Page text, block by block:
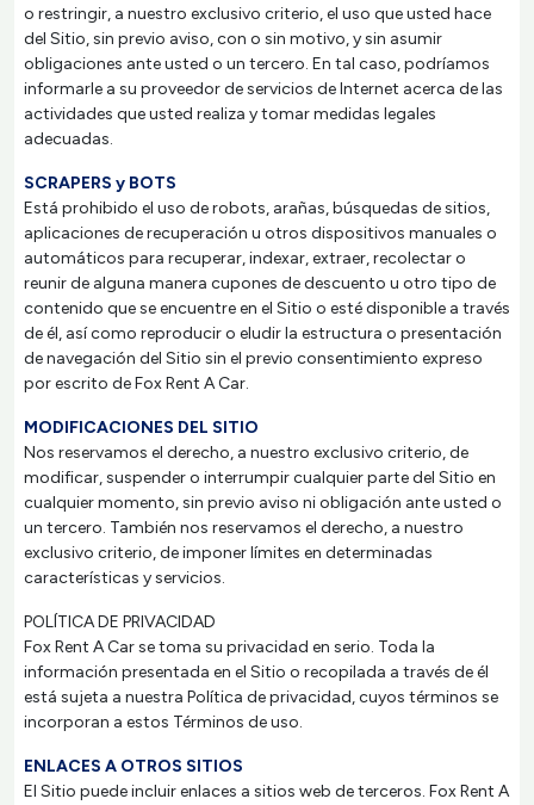
o restringir, a nuestro exclusivo criterio, el uso que usted hace
del Sitio, sin previo aviso, con o sin motivo, y sin asumir
obligaciones ante usted o un tercero. En tal caso, podríamos
informarle a su proveedor de servicios de Internet acerca de las
actividades que usted realiza y tomar medidas legales
adecuadas.
SCRAPERS y BOTS
Está prohibido el uso de robots, arañas, búsquedas de sitios,
aplicaciones de recuperación u otros dispositivos manuales o
automáticos para recuperar, indexar, extraer, recolectar o
reunir de alguna manera cupones de descuento u otro tipo de
contenido que se encuentre en el Sitio o esté disponible a través
de él, así como reproducir o eludir la estructura o presentación
de navegación del Sitio sin el previo consentimiento expreso
por escrito de Fox Rent A Car.
MODIFICACIONES DEL SITIO
Nos reservamos el derecho, a nuestro exclusivo criterio, de
modificar, suspender o interrumpir cualquier parte del Sitio en
cualquier momento, sin previo aviso ni obligación ante usted o
un tercero. También nos reservamos el derecho, a nuestro
exclusivo criterio, de imponer límites en determinadas
características y servicios.
POLÍTICA DE PRIVACIDAD
Fox Rent A Car se toma su privacidad en serio. Toda la
información presentada en el Sitio o recopilada a través de él
está sujeta a nuestra Política de privacidad, cuyos términos se
incorporan a estos Términos de uso.
ENLACES A OTROS SITIOS
El Sitio puede incluir enlaces a sitios web de terceros. Fox Rent A